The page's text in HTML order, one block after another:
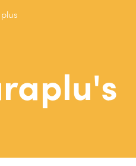
Witte paraplu